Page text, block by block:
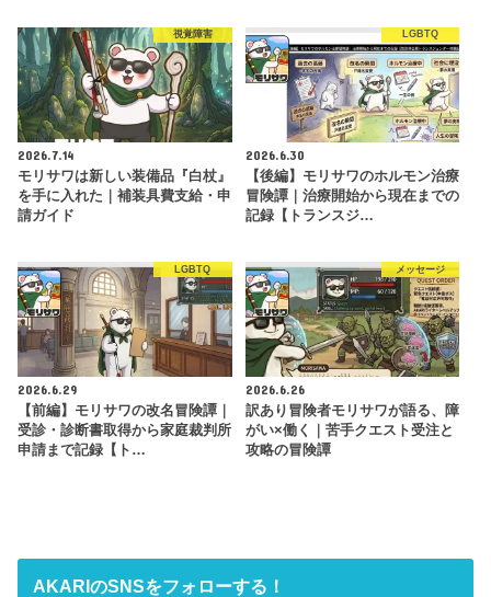
視覚障害
2026.7.14
モリサワは新しい装備品『白杖』
を手に入れた｜補装具費支給・申
請ガイド
LGBTQ
2026.6.30
【後編】モリサワのホルモン治療
冒険譚｜治療開始から現在までの
記録【トランスジ…
LGBTQ
2026.6.29
【前編】モリサワの改名冒険譚｜
受診・診断書取得から家庭裁判所
申請まで記録【ト…
メッセージ
2026.6.26
訳あり冒険者モリサワが語る、障
がい×働く｜苦手クエスト受注と
攻略の冒険譚
AKARIのSNSをフォローする！